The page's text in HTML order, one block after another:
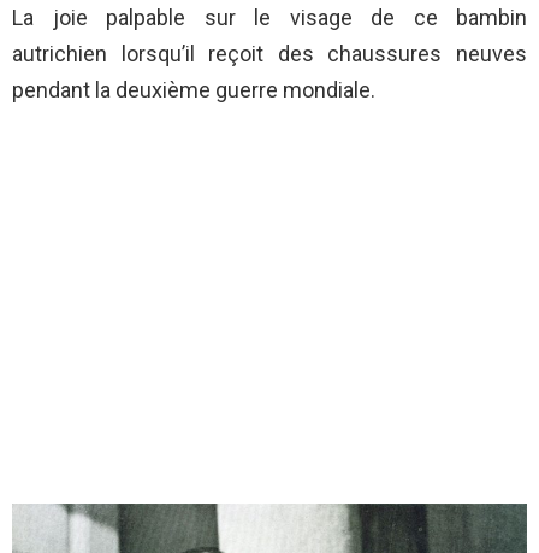
La joie palpable sur le visage de ce bambin
autrichien lorsqu’il reçoit des chaussures neuves
pendant la deuxième guerre mondiale.